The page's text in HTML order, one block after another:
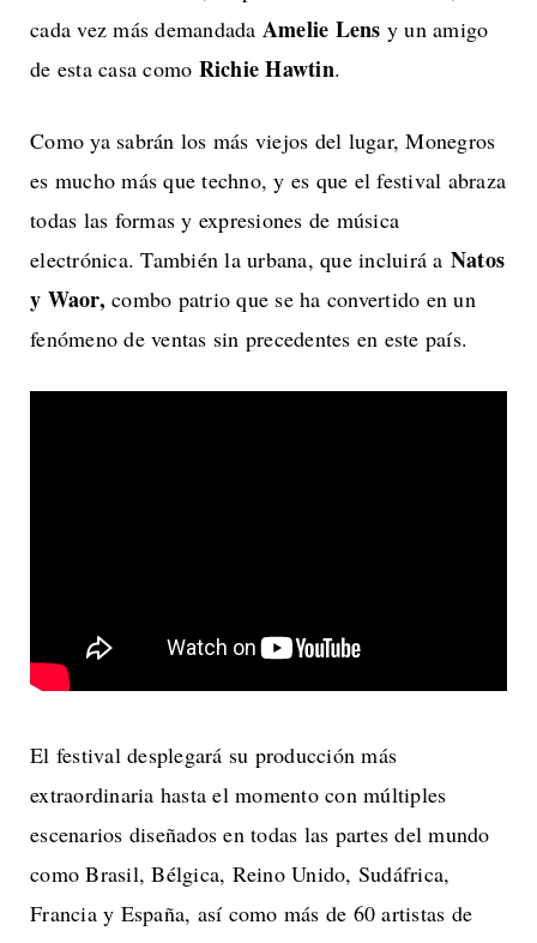
cada vez más demandada Amelie Lens y un amigo
de esta casa como Richie Hawtin.
Como ya sabrán los más viejos del lugar, Monegros
es mucho más que techno, y es que el festival abraza
todas las formas y expresiones de música
electrónica. También la urbana, que incluirá a Natos
y Waor, combo patrio que se ha convertido en un
fenómeno de ventas sin precedentes en este país.
El festival desplegará su producción más
extraordinaria hasta el momento con múltiples
escenarios diseñados en todas las partes del mundo
como Brasil, Bélgica, Reino Unido, Sudáfrica,
Francia y España, así como más de 60 artistas de